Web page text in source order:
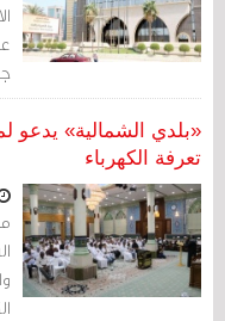
«بلدي الشمالية» يدعو
تعرفة الكهرباء